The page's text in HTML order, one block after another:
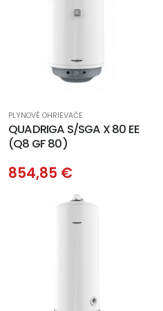
PLYNOVÉ OHRIEVAČE
QUADRIGA S/SGA X 80 EE
(Q8 GF 80)
854,85 €